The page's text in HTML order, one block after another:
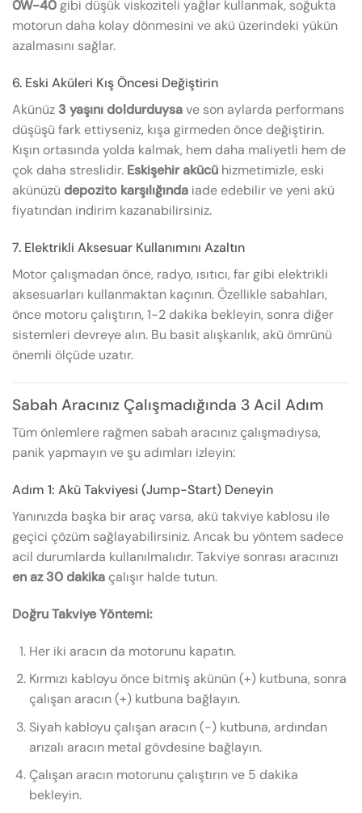
0W-40gibi düşük viskoziteli yağlar kullanmak, soğukta
motorun daha kolay dönmesini ve akü üzerindeki yükün
azalmasını sağlar.
6. Eski Aküleri Kış Öncesi Değiştirin
Akünüz 3 yaşını doldurduysave son aylarda performans
düşüşü fark ettiyseniz, kışa girmeden önce değiştirin.
Kışın ortasında yolda kalmak, hem daha maliyetli hem de
çok daha streslidir. Eskişehir akücü hizmetimizle, eski
akünüzü depozito karşılığında iade edebilir ve yeni akü
fiyatından indirim kazanabilirsiniz.
7. Elektrikli Aksesuar Kullanımını Azaltın
Motor çalışmadan önce, radyo, ısıtıcı, far gibi elektrikli
aksesuarları kullanmaktan kaçının. Özellikle sabahları,
önce motoru çalıştırın, 1-2 dakika bekleyin, sonra diğer
sistemleri devreye alın. Bu basit alışkanlık, akü ömrünü
önemli ölçüde uzatır.
Sabah Aracınız Çalışmadığında 3 Acil Adım
Tüm önlemlere rağmen sabah aracınız çalışmadıysa,
panik yapmayın ve şu adımları izleyin:
Adım 1: Akü Takviyesi (Jump-Start) Deneyin
Yanınızda başka bir araç varsa, akü takviye kablosu ile
geçici çözüm sağlayabilirsiniz. Ancak bu yöntem sadece
acil durumlarda kullanılmalıdır. Takviye sonrası aracınızı
en az 30 dakika çalışır halde tutun.
Doğru Takviye Yöntemi:
Her iki aracın da motorunu kapatın.
Kırmızı kabloyu önce bitmiş akünün (+) kutbuna, sonra
çalışan aracın (+) kutbuna bağlayın.
Siyah kabloyu çalışan aracın (-) kutbuna, ardından
arızalı aracın metal gövdesine bağlayın.
Çalışan aracın motorunu çalıştırın ve 5 dakika
bekleyin.